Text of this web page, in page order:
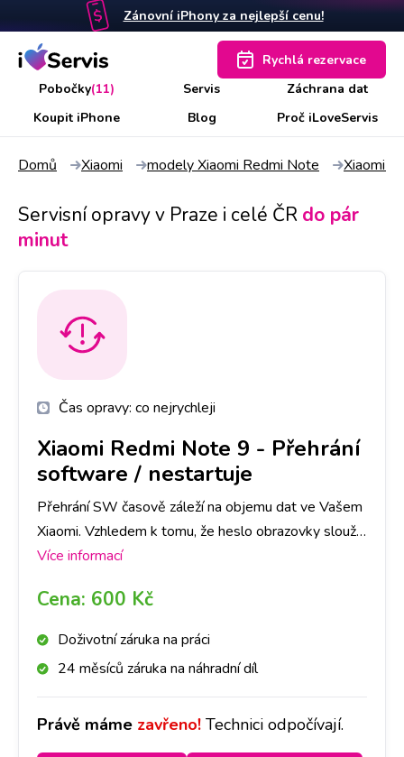
Zánovní iPhony za nejlepší cenu!
Pobočky(11) Servis
Záchrana dat
Koupit iPhone
Blog Proč iLoveServis
Rychlá rezervace
Domů Xiaomi modely Xiaomi Redmi Note Xiaomi
Servisní opravy v Praze i celé ČR do pár
minut
Čas opravy: co nejrychleji
Xiaomi Redmi Note 9 - Přehrání
software / nestartuje
Přehrání SW časově záleží na objemu dat ve Vašem
Xiaomi. Vzhledem k tomu, že heslo obrazovky slouží
jako ochrana dat ve Vašem telefonu, je nutné počítat
zálohu.
Více informací
Cena: 600 Kč
Doživotní záruka na práci
24 měsíců záruka na náhradní díl
Právě máme zavřeno! Technici odpočívají.